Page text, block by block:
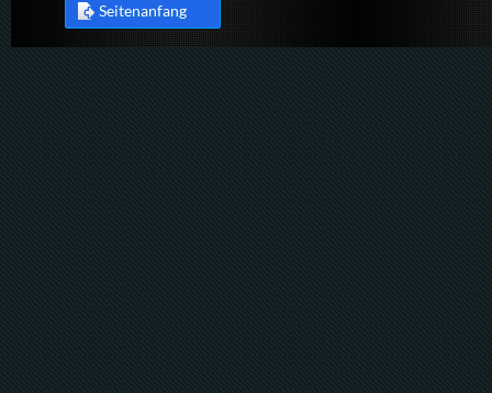
Seitenanfang